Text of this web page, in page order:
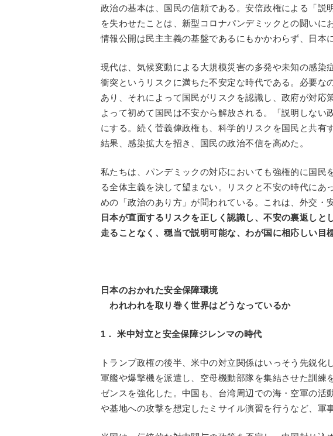
政治の基本は、国民の信頼である。安倍政権による「説
を失わせたことは、新型コロナパンデミックとの闘いに
情報公開は民主主義の基盤であるにもかかわらず、日本
現代は、気候変動による大規模災害の多発や未知の感染
衝突というリスクに満ちた不安定な時代である。必要な
あり、それによって国民がリスクを認識し、政府が対応
よって初めて国民は不安から解放される。「説明しない
にする。続く菅義偉政権も、科学的リスクを国民と共有
結果、感染拡大を招き、国民の政治不信を高めた。
私たちは、パンデミックの対応においても強権的に国民
る全体主義を決して望まない。リスクと不安の時代にあ
めの「政治のあり方」が問われている。これは、外交・
日本が直面するリスクを正しく認識し、不安の裏返しと
走ることなく、穏当で説明可能な、わが国に相応しい目
日本のおかれた安全保障環境
われわれを取り巻く世界はどうなっているか
1． 米中対立と安全保障ジレンマの時代
トランプ政権の後半、米中の対立関係はいっそう先鋭化
軍艦や爆撃機を派遣し、空母機動部隊を集結させた訓練
ゼンスを強化した。中国も、台湾周辺での海・空軍の活
や基地への攻撃を想定したミサイル演習を行うなど、軍